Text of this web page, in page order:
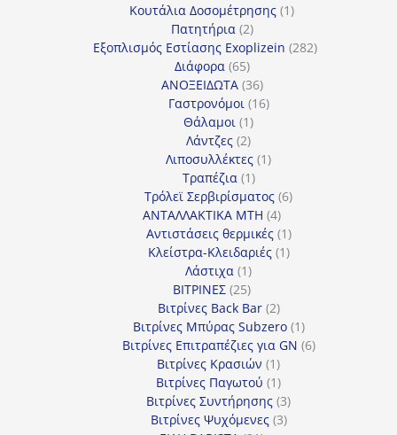
προϊόντα
Κουτάλια Δοσομέτρησης 11
Πατητήρια 22
προϊόντα
Εξοπλισμός Εστίασης Exoplizein 282282
Διάφορα 6565
προϊόντα
ΑΝΟΞΕΙΔΩΤΑ 3636
προϊόντα
Γαστρονόμοι 1616
Θάλαμοι 11
προϊόν
Λάντζες 22
προϊόντα
Λιποσυλλέκτες 11
Τραπέζια 11
προϊόν
Τρόλεϊ Σερβιρίσματος 66
ΑΝΤΑΛΛΑΚΤΙΚΑ MTH 44
προϊόντα
Αντιστάσεις θερμικές 11
προϊόν
Κλείστρα-Κλειδαριές 11
Λάστιχα 11
προϊόν
ΒΙΤΡΙΝΕΣ 2525
προϊόντα
Βιτρίνες Back Bar 22
προϊόντα
Βιτρίνες Mπύρας Subzero 11
προϊόν
Βιτρίνες Επιτραπέζιες για GN 66
Βιτρίνες Κρασιών 11
προϊόν
Βιτρίνες Παγωτού 11
προϊόν
Βιτρίνες Συντήρησης 33
προϊόντα
Βιτρίνες Ψυχόμενες 33